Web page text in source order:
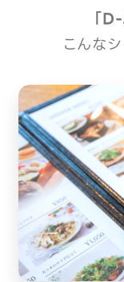
「
こんな